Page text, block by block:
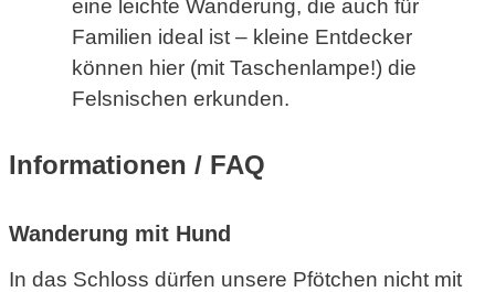
eine leichte Wanderung, die auch für
Familien ideal ist – kleine Entdecker
können hier (mit Taschenlampe!) die
Felsnischen erkunden.
Informationen / FAQ
Wanderung mit Hund
In das Schloss dürfen unsere Pfötchen nicht mit